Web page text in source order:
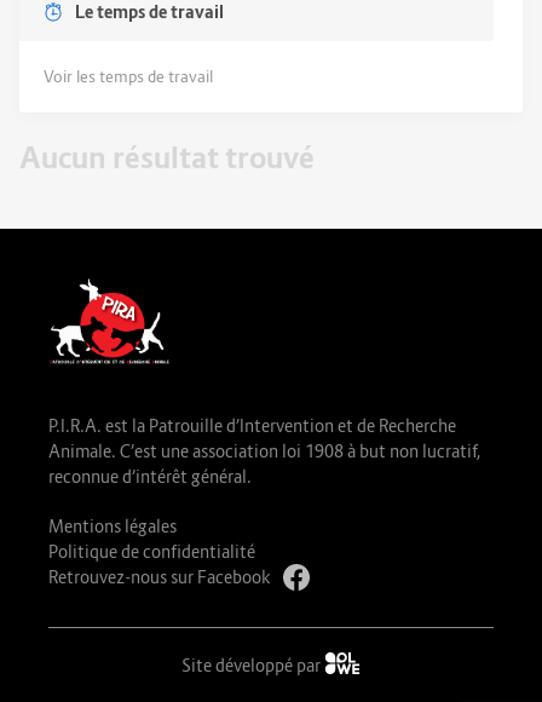
Le temps de travail
Voir les temps de travail
Aucun résultat trouvé
P.I.R.A. est la Patrouille d’Intervention et de Recherche
Animale. C’est une association loi 1908 à but non lucratif,
reconnue d’intérêt général.
Mentions légales
Politique de confidentialité
Retrouvez-nous sur Facebook
Site développé par